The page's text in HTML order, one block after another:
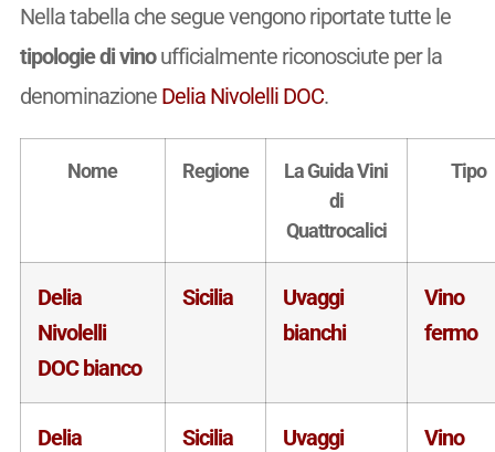
Nella tabella che segue vengono riportate tutte le
tipologie di vinoufficialmente riconosciute per la
denominazione Delia Nivolelli DOC.
Nome Regione
La Guida Vini
di
Quattrocalici
Tipo
Delia
Nivolelli
DOC bianco
Sicilia
Uvaggi
bianchi
Vino
fermo
Delia
Sicilia
Uvaggi
Vino